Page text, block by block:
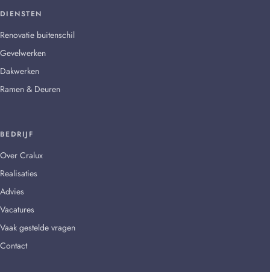
DIENSTEN
Renovatie buitenschil
Gevelwerken
Dakwerken
Ramen & Deuren
BEDRIJF
Over Cralux
Realisaties
Advies
Vacatures
Vaak gestelde vragen
Contact